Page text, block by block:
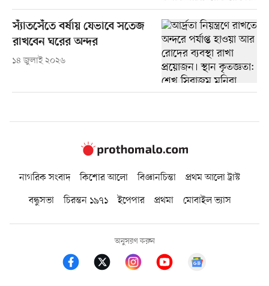
স্যাঁতসেঁতে বর্ষায় যেভাবে সতেজ
রাখবেন ঘরের অন্দর
১৪ জুলাই ২০২৬
নাগরিক সংবাদ কিশোর আলো বিজ্ঞানচিন্তা
প্রথম আলো ট্রাস্ট
বন্ধুসভা
চিরন্তন ১৯৭১ ইপেপার প্রথমা মোবাইল ভ্যাস
অনুসরণ করুন